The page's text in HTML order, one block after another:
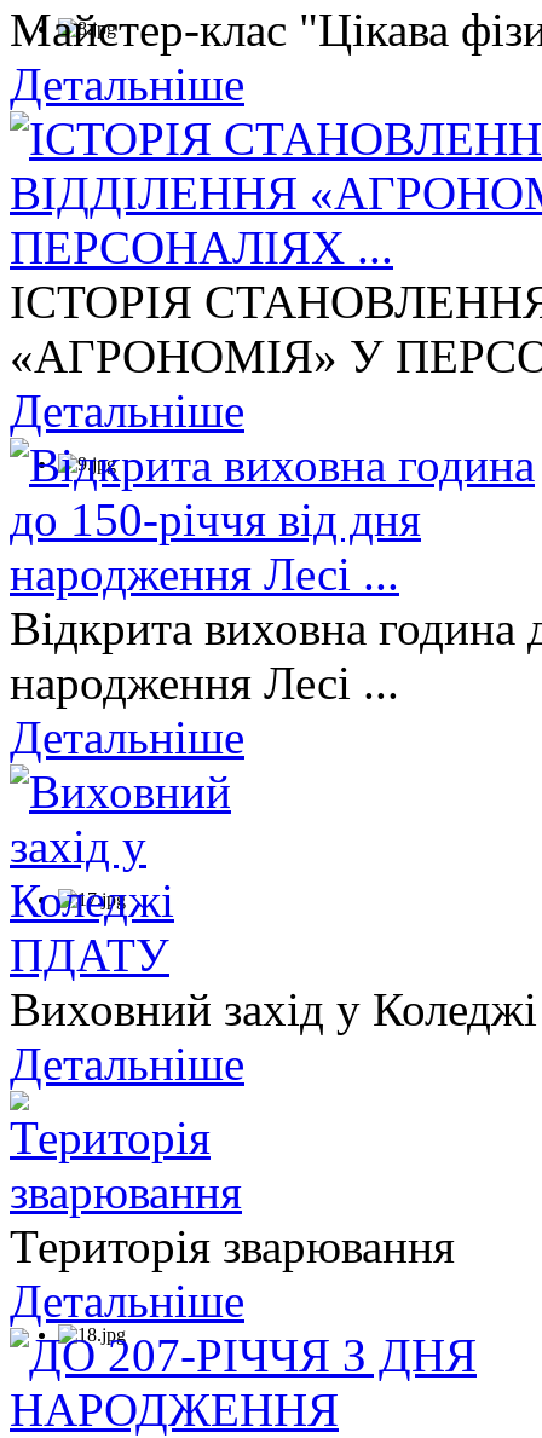
Майстер-клас "Цікава
Детальніше
ІСТОРІЯ
«АГРОНОМІЯ» У
Детальніше
Відкрита виховна година
народження Лесі ...
Детальніше
Виховний захід у
Детальніше
Територія зварювання
Детальніше